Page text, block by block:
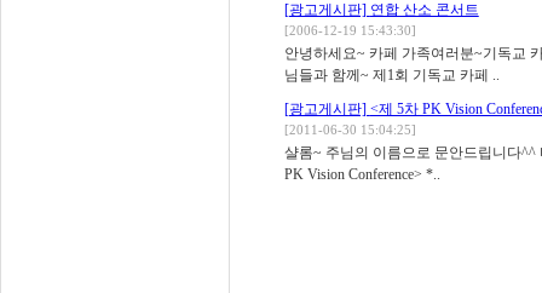
[광고게시판] 연합 산소 콘서트
[2006-12-19 15:43:30]
안녕하세요~ 카페 가족여러분~기독교
님들과 함께~ 제1회 기독교 카페 ..
[광고게시판] <제 5차 PK Vision
[2011-06-30 15:04:25]
샬롬~ 주님의 이름으로 문안드립니다
PK Vision Conference> *..